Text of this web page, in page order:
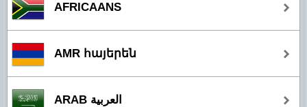
AFRICAANS
AMR հայերեն
ARAB العربية